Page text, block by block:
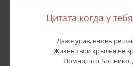
Цитата когда у
Даже упав, вновь
Жизнь твои крылья не
Помни, что Бог